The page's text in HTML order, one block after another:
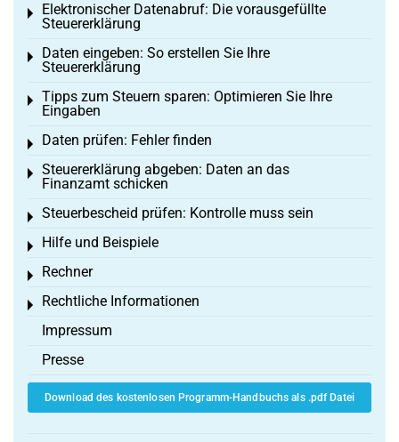
Elektronischer Datenabruf: Die vorausgefüllte
Steuererklärung
Toggle menu
Daten eingeben: So erstellen Sie Ihre
Steuererklärung
Toggle menu
Tipps zum Steuern sparen: Optimieren Sie Ihre
Eingaben
Toggle menu
Daten prüfen: Fehler finden
Toggle menu
Steuererklärung abgeben: Daten an das
Finanzamt schicken
Toggle menu
Steuerbescheid prüfen: Kontrolle muss sein
Toggle menu
Hilfe und Beispiele
Toggle menu
Rechner
Toggle menu
Rechtliche Informationen
Toggle menu
Impressum
Presse
Download des kostenlosen Programm-Handbuchs als .pdf Datei